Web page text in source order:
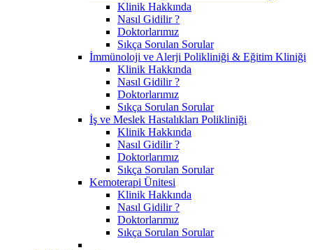
Klinik Hakkında
Nasıl Gidilir ?
Doktorlarımız
Sıkça Sorulan Sorular
İmmünoloji ve Alerji Polikliniği & Eğitim Kliniği
Klinik Hakkında
Nasıl Gidilir ?
Doktorlarımız
Sıkça Sorulan Sorular
İş ve Meslek Hastalıkları Polikliniği
Klinik Hakkında
Nasıl Gidilir ?
Doktorlarımız
Sıkça Sorulan Sorular
Kemoterapi Ünitesi
Klinik Hakkında
Nasıl Gidilir ?
Doktorlarımız
Sıkça Sorulan Sorular